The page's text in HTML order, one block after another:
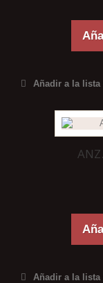
Añadir a la lista
Añadir a la lista